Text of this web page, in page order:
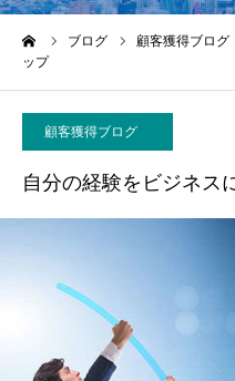
ブログ 顧客獲得ブログ
ップ
顧客獲得ブログ
自分の経験をビジネス